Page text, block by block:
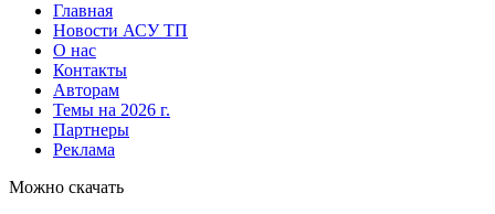
Главная
Новости АСУ ТП
О нас
Контакты
Авторам
Темы на 2026 г.
Партнеры
Реклама
Можно скачать